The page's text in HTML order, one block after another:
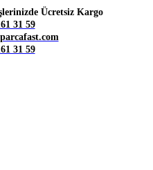
Ücretsiz Kargo
31 59
31 59